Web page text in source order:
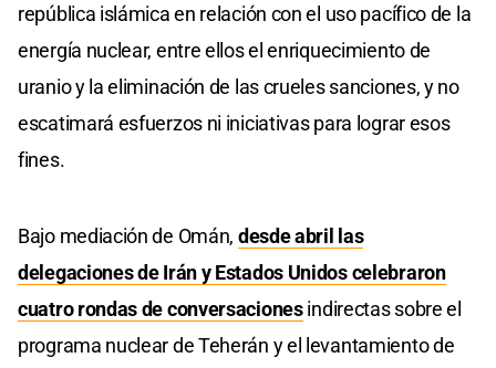
república islámica en relación con el uso pacífico de la
energía nuclear, entre ellos el enriquecimiento de
uranio y la eliminación de las crueles sanciones, y no
escatimará esfuerzos ni iniciativas para lograr esos
fines.
Bajo mediación de Omán, desde abril las
delegaciones de Irán y Estados Unidos celebraron
cuatro rondas de conversacionesindirectas sobre el
programa nuclear de Teherán y el levantamiento de